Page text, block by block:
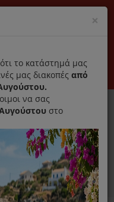
Εταιρεία Επικοινωνία
0
×
το κατάστημά μας
μας διακοπές από
να σας
στο